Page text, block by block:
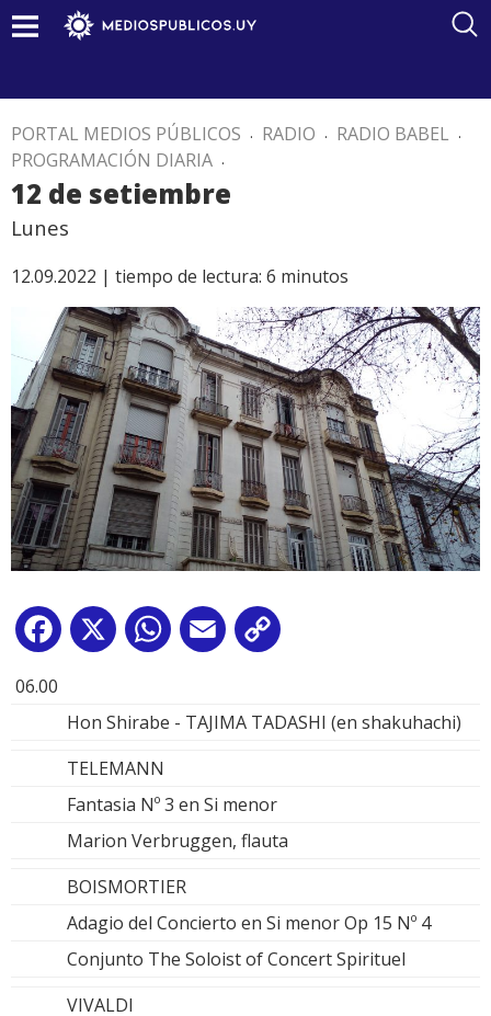
PORTAL MEDIOS PÚBLICOS . RADIO . RADIO BABEL .
PROGRAMACIÓN DIARIA .
12 de setiembre
Lunes
12.09.2022 | tiempo de lectura: 6 minutos
Facebook
X WhatsApp
Email
06.00
Hon Shirabe - TAJIMA TADASHI (en shakuhachi)
TELEMANN
Fantasia Nº 3 en Si menor
Marion Verbruggen, flauta
BOISMORTIER
Adagio del Concierto en Si menor Op 15 Nº 4
Conjunto The Soloist of Concert Spirituel
VIVALDI